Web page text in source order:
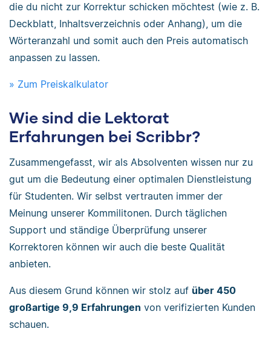
die du nicht zur Korrektur schicken möchtest (wie z. B.
Deckblatt, Inhaltsverzeichnis oder Anhang), um die
Wörteranzahl und somit auch den Preis automatisch
anpassen zu lassen.
» Zum Preiskalkulator
Wie sind die Lektorat
Erfahrungen bei Scribbr?
Zusammengefasst, wir als Absolventen wissen nur zu
gut um die Bedeutung einer optimalen Dienstleistung
für Studenten. Wir selbst vertrauten immer der
Meinung unserer Kommilitonen. Durch täglichen
Support und ständige Überprüfung unserer
Korrektoren können wir auch die beste Qualität
anbieten.
Aus diesem Grund können wir stolz auf über 450
großartige 9,9 Erfahrungen von verifizierten Kunden
schauen.